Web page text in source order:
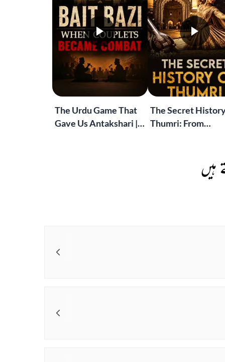
The Urdu Game That
Gave Us Antakshari |
The Secret
Thumri: From
ہیں